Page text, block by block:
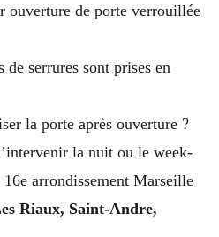
ouverture de porte verrouillée
de serrures sont prises en
la porte après ouverture ?
la nuit ou le week-
16e arrondissement Marseille
Riaux, Saint-Andre,